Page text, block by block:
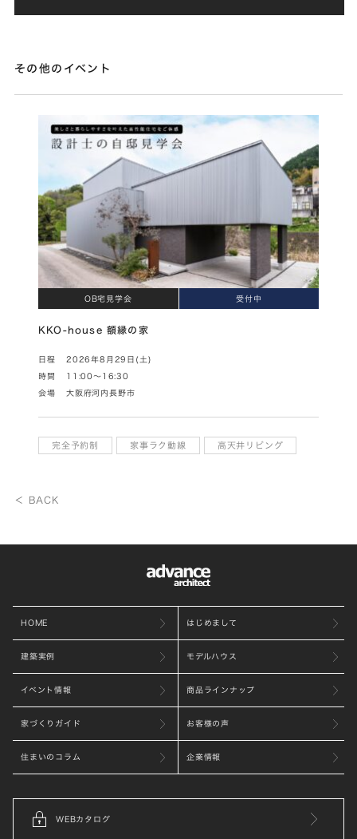
その他のイベント
OB宅見学会 受付中
KKO-house 額縁の家
日程 2026年8月29日(土)
時間 11:00～16:30
会場 大阪府河内長野市
完全予約制 家事ラク動線 高天井リビング
＜ BACK
HOME はじめまして
建築実例 モデルハウス
イベント情報 商品ラインナップ
家づくりガイド お客様の声
住まいのコラム 企業情報
WEBカタログ